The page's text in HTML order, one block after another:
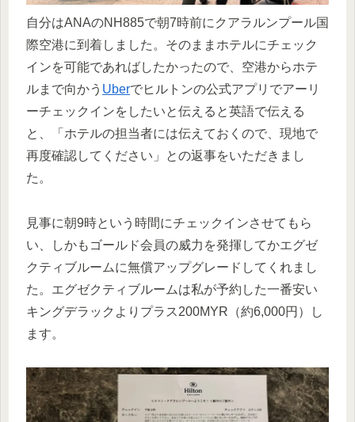
自分はANAのNH885で朝7時前にクアラルンプール国
際空港に到着しました。そのままホテルにチェック
インを可能であればしたかったので、空港からホテ
ルまで向かう Uberでヒルトンの公式アプリでアーリ
ーチェックインをしたいと伝えると英語で伝える
と、「ホテルの担当者には伝えておくので、現地で
再度確認してください」との返事をいただきまし
た。
見事に朝9時という時間にチェックインさせてもら
い、しかもゴールド会員の威力を発揮してかエグゼ
クティブルームに無償アップグレードしてくれまし
た。エグゼクティブルームは私が予約した一番安い
キングデラックよりプラス200MYR（約6,000円）し
ます。